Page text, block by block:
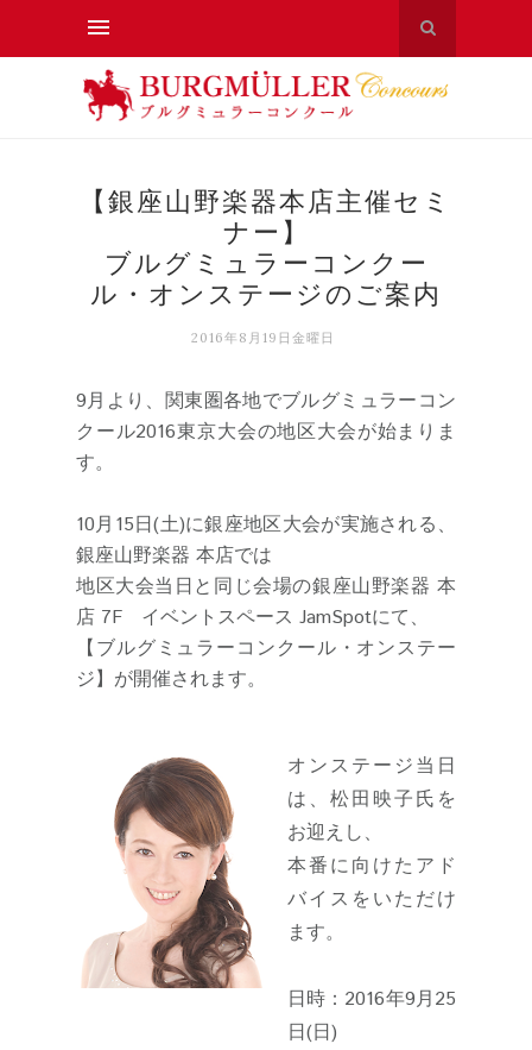
【銀座山野楽器本店主催セミ
ナー】
ブルグミュラーコンクー
ル・オンステージのご案内
2016年8月19日金曜日
9月より、関東圏各地でブルグミュラーコン
クール2016東京大会の地区大会が始まりま
す。
10月15日(土)に銀座地区大会が実施される、
銀座山野楽器 本店では
地区大会当日と同じ会場の銀座山野楽器 本
店 7F イベントスペース JamSpotにて、
【ブルグミュラーコンクール・オンステー
ジ】が開催されます。
オンステージ当日
は、松田映子氏を
お迎えし、
本番に向けたアド
バイスをいただけ
ます。
日時：2016年9月25
日(日)